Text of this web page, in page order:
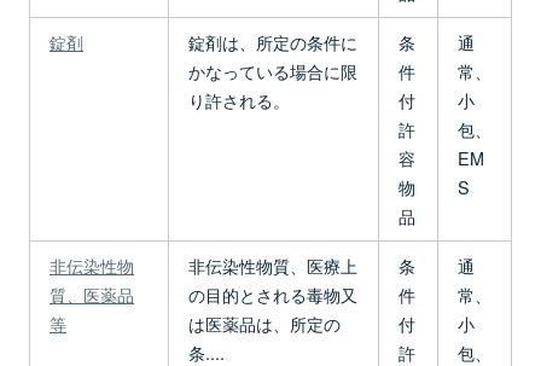
錠剤
錠剤は、所定の条件に
かなっている場合に限
り許される。
条
件
付
許
容
物
品
通
常、
小
包、
EM
S
非伝染性物
質、医薬品
等
非伝染性物質、医療上
の目的とされる毒物又
は医薬品は、所定の
条....
条
件
付
許
通
常、
小
包、